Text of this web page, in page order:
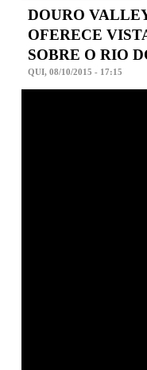
DOURO
OFERECE
SOBRE O RIO
QUI, 08/10/2015 - 17:15